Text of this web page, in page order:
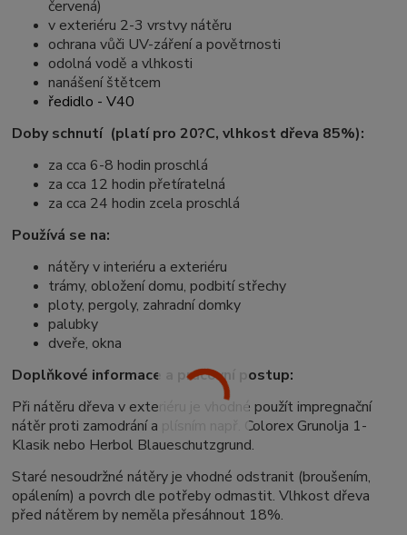
červená)
v exteriéru 2-3 vrstvy nátěru
ochrana vůči UV-záření a povětrnosti
odolná vodě a vlhkosti
nanášení štětcem
ředidlo - V40
Doby schnutí (platí pro 20?C, vlhkost dřeva 85%):
za cca 6-8 hodin proschlá
za cca 12 hodin přetíratelná
za cca 24 hodin zcela proschlá
Používá se na:
nátěry v interiéru a exteriéru
trámy, obložení domu, podbití střechy
ploty, pergoly, zahradní domky
palubky
dveře, okna
Doplňkové informace a pracovní postup:
Při nátěru dřeva v exteriéru je vhodné použít impregnační
nátěr proti zamodrání a plísním např. Colorex Grunolja 1-
Klasik nebo Herbol Blaueschutzgrund.
Staré nesoudržné nátěry je vhodné odstranit (broušením,
opálením) a povrch dle potřeby odmastit. Vlhkost dřeva
před nátěrem by neměla přesáhnout 18%.